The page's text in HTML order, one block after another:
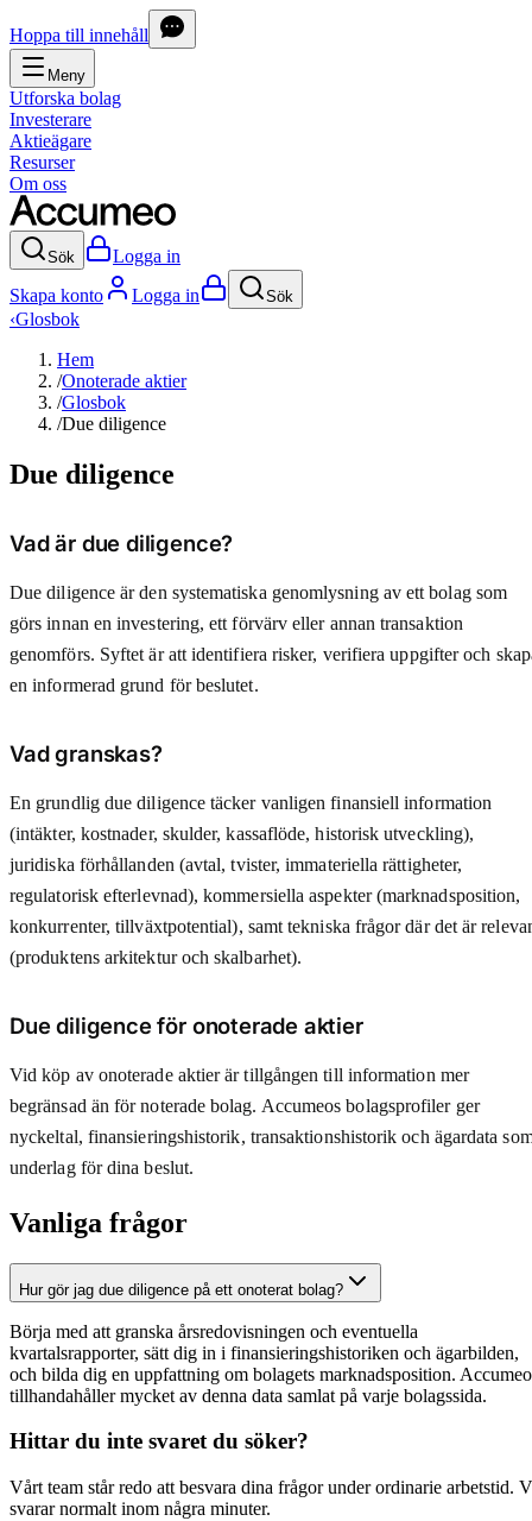
Hoppa till innehåll
Meny
Utforska bolag
Investerare
Aktieägare
Resurser
Om oss
Sök
Logga in
Skapa konto
Logga in Sök
‹Glosbok
Hem
/Onoterade aktier
/Glosbok
/Due diligence
Due diligence
Vad är due diligence?
Due diligence är den systematiska genomlysning av ett bolag som
görs innan en investering, ett förvärv eller annan transaktion
genomförs. Syftet är att identifiera risker, verifiera uppgifter och
en informerad grund för beslutet.
Vad granskas?
En grundlig due diligence täcker vanligen finansiell information
(intäkter, kostnader, skulder, kassaflöde, historisk utveckling),
juridiska förhållanden (avtal, tvister, immateriella rättigheter,
regulatorisk efterlevnad), kommersiella aspekter (marknadsposition,
konkurrenter, tillväxtpotential), samt tekniska frågor där det är
(produktens arkitektur och skalbarhet).
Due diligence för onoterade aktier
Vid köp av onoterade aktier är tillgången till information mer
begränsad än för noterade bolag. Accumeos bolagsprofiler ger
nyckeltal, finansieringshistorik, transaktionshistorik och ägardata
underlag för dina beslut.
Vanliga frågor
Hur gör jag due diligence på ett onoterat bolag?
Börja med att granska årsredovisningen och eventuella
kvartalsrapporter, sätt dig in i finansieringshistoriken och ägarbilden,
och bilda dig en uppfattning om bolagets marknadsposition. Accumeo
tillhandahåller mycket av denna data samlat på varje bolagssida.
Hittar du inte svaret du söker?
Vårt team står redo att besvara dina frågor under ordinarie arbetstid.
svarar normalt inom några minuter.